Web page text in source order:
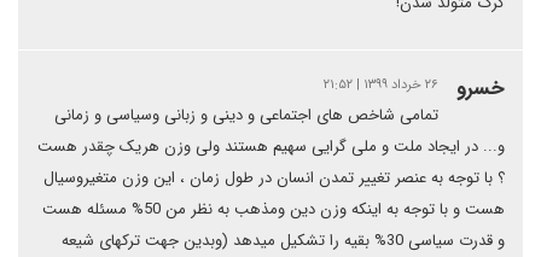
خسرو ۲۶ خرداد ۱۳۹۹ | ۲۱:۵۲
تمامی شاخص های اجتماعی و دینی و زبانی وسیاسی و زمانی
و... در ایجاد ملت و ملی گرایی سهیم هستند ولی وزن هریک چقدر هست
؟ با توجه به عنصر تغییر تمدن انسان در طول زمان ، این وزن متغیروسیال
هست و با توجه به اینکه وزن دین ومذهب به نظر من 50% مسئله هست
و قدرت سیاسی 30% بقیه را تشکیل میدهد (وبدین جهت ترکهای شیعه